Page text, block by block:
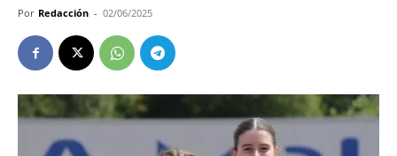
Por Redacción - 02/06/2025